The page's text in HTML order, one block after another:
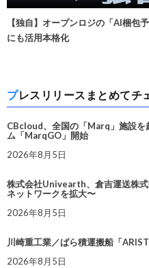
【独自】オープンロジの「AI梱包
にも活用本格化
プレスリリースまとめてチ
CBcloud、全国の「Marq」施設を
ム「MarqGO」開始
2026年8月5日
株式会社Univearth、倉吉運送株
ネットワークを拡大〜
2026年8月5日
川崎重工業／ばら積運搬船「
2026年8月5日